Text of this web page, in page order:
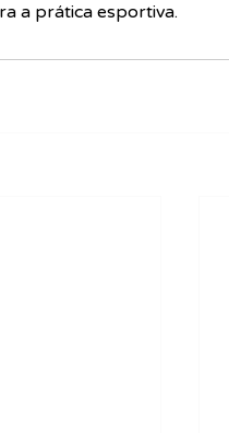
a prática esportiva.